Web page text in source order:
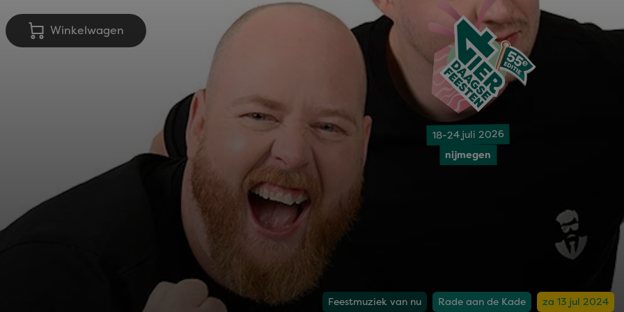
Winkelwagen
18-24 juli 2026
nijmegen
Feestmuziek van nu Rade aan de Kade za 13 jul 2024